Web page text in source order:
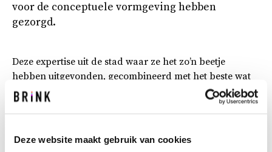
Deze website maakt gebruik van cookies
voor de conceptuele vormgeving hebben
gezorgd.
Deze expertise uit de stad waar ze het zo’n beetje
hebben uitgevonden, gecombineerd met het beste wat
Nederland te bieden heeft op het gebied van design,
levert niets minder dan de ‘wauw-factor’ op, waar we
moeilijk – we vinden het zelfs een voorrecht – om met